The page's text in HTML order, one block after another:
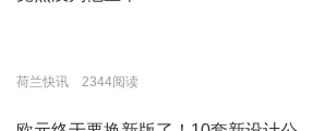
荷兰快讯 2344阅读